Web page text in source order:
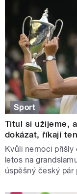
Sport
Titul si užijeme,
dokázat, říkají
Kvůli nemoci přišly
letos na
úspěšný český pár